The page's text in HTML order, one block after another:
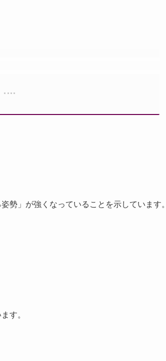
勢」が強くなっていることを示しています。
す。